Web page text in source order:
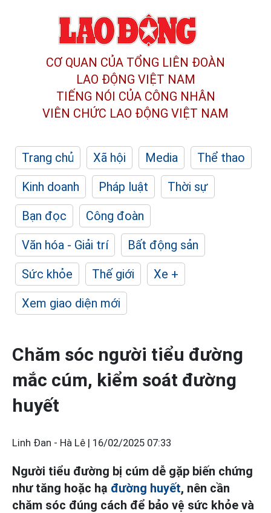
CƠ QUAN CỦA TỔNG LIÊN ĐOÀN
LAO ĐỘNG VIỆT NAM
TIẾNG NÓI CỦA CÔNG NHÂN
VIÊN CHỨC LAO ĐỘNG VIỆT NAM
Trang chủ Xã hội Media
Thể thao
Kinh doanh
Pháp luật
Thời sự
Bạn đọc
Công đoàn
Văn hóa - Giải trí
Bất động sản
Sức khỏe
Thế giới
Xe +
Xem giao diện mới
Chăm sóc người tiểu đường
mắc cúm, kiểm soát đường
huyết
Linh Đan - Hà Lê | 16/02/2025 07:33
Người tiểu đường bị cúm dễ gặp biến chứng
như tăng hoặc hạ đường huyết, nên cần
chăm sóc đúng cách để bảo vệ sức khỏe và